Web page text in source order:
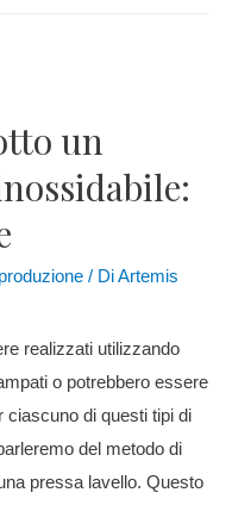
un
/ DiArtemis
realizzati utilizzando
o potrebbero essere
ciascuno di questi tipi di
del metodo di
pressa lavello. Questo